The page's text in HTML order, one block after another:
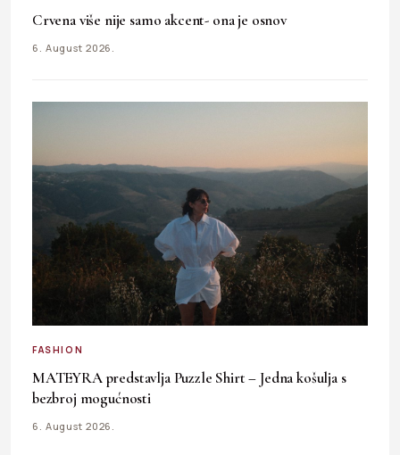
Crvena više nije samo akcent- ona je osnov
6. August 2026.
FASHION
MATEYRA predstavlja Puzzle Shirt – Jedna košulja s
bezbroj mogućnosti
6. August 2026.